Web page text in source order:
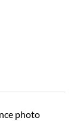
photo